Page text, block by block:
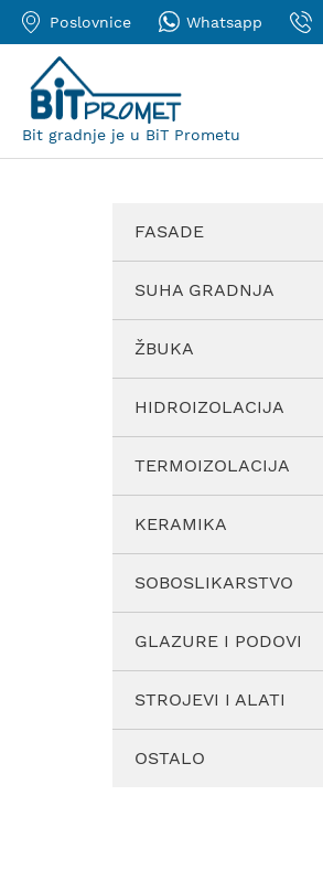
Poslovnice Whatsapp
Bit gradnje je u BiT Prometu
FASADE
SUHA GRADNJA
ŽBUKA
HIDROIZOLACIJA
TERMOIZOLACIJA
KERAMIKA
SOBOSLIKARSTVO
GLAZURE I PODOVI
STROJEVI I ALATI
OSTALO